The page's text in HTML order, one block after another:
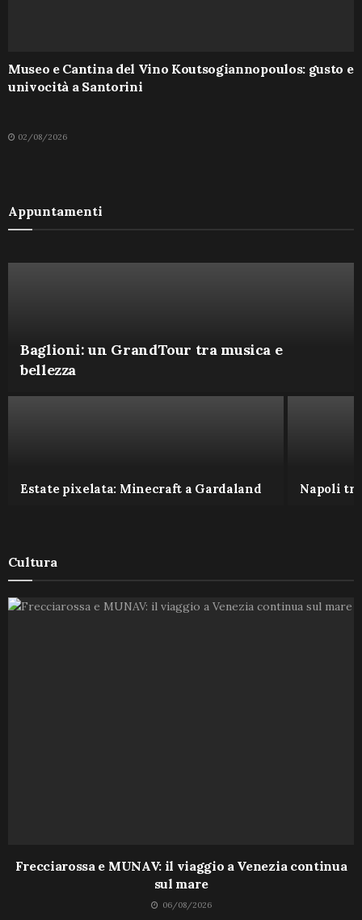
Museo e Cantina del Vino Koutsogiannopoulos: gusto e
univocità a Santorini
02/08/2026
Appuntamenti
Baglioni: un GrandTour tra musica e
bellezza
Estate pixelata: Minecraft a Gardaland Napoli
Cultura
Frecciarossa e MUNAV: il viaggio a Venezia continua
sul mare
06/08/2026